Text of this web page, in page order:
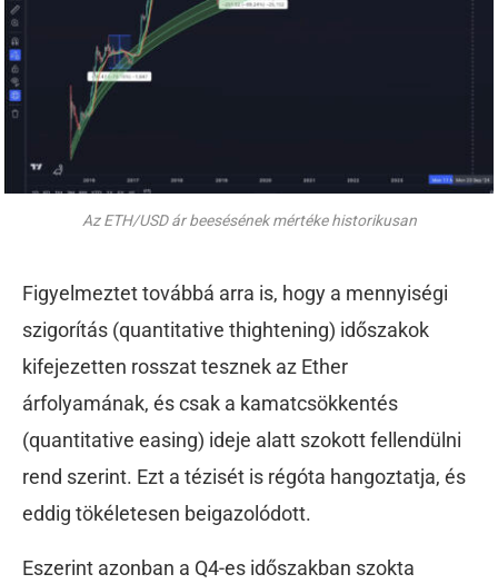
Az ETH/USD ár beesésének mértéke historikusan
Figyelmeztet továbbá arra is, hogy a mennyiségi
szigorítás (quantitative thightening) időszakok
kifejezetten rosszat tesznek az Ether
árfolyamának, és csak a kamatcsökkentés
(quantitative easing) ideje alatt szokott fellendülni
rend szerint. Ezt a tézisét is régóta hangoztatja, és
eddig tökéletesen beigazolódott.
Eszerint azonban a Q4-es időszakban szokta